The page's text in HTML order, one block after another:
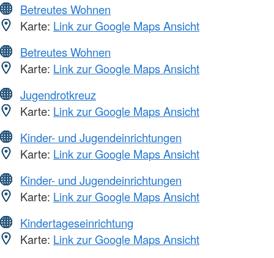
Betreutes Wohnen
Karte: Link zur Google Maps Ansicht
Betreutes Wohnen
Karte: Link zur Google Maps Ansicht
Jugendrotkreuz
Karte: Link zur Google Maps Ansicht
Kinder- und Jugendeinrichtungen
Karte: Link zur Google Maps Ansicht
Kinder- und Jugendeinrichtungen
Karte: Link zur Google Maps Ansicht
Kindertageseinrichtung
Karte: Link zur Google Maps Ansicht